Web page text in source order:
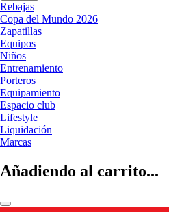
Rebajas
Copa del Mundo 2026
Zapatillas
Equipos
Niños
Entrenamiento
Porteros
Equipamiento
Espacio club
Lifestyle
Liquidación
Marcas
Añadiendo al carrito...